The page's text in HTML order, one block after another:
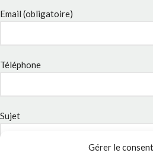
Gérer le
Email (obligatoire)
Téléphone
Sujet